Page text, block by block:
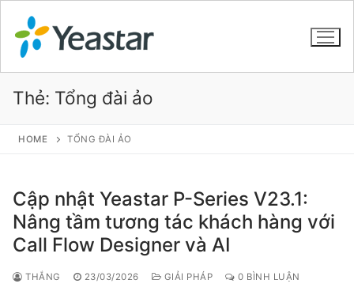
GIỚI THIỆU
VOIP PBX FOR SME
Tổng đài VoIP Yeastar S412
Tổng đài VoIP Yeastar S20
Thẻ: Tổng đài ảo
HOME TỔNG ĐÀI ẢO
Cập nhật Yeastar P-Series V23.1:
Nâng tầm tương tác khách hàng với
Call Flow Designer và AI
THẮNG 23/03/2026 GIẢI PHÁP 0 BÌNH LUẬN